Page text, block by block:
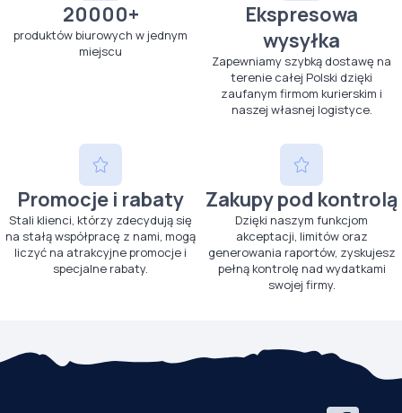
20000+
produktów biurowych w jednym
miejscu
Ekspresowa
wysyłka
Zapewniamy szybką dostawę na
terenie całej Polski dzięki
zaufanym firmom kurierskim i
naszej własnej logistyce.
Promocje i rabaty
Stali klienci, którzy zdecydują się
na stałą współpracę z nami, mogą
liczyć na atrakcyjne promocje i
specjalne rabaty.
Zakupy pod kontrolą
Dzięki naszym funkcjom
akceptacji, limitów oraz
generowania raportów, zyskujesz
pełną kontrolę nad wydatkami
swojej firmy.